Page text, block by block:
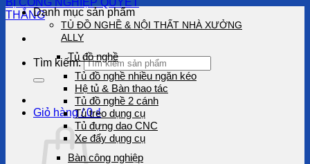
Tìm kiếm:
Giỏ hàng /0₫
Danh mục sản phẩm
TỦ ĐỒ NGHỀ & NỘI THẤT NHÀ XƯỞNG
ALLY
Tủ đồ nghề
Tủ đồ nghề nhiều ngăn kéo
Hệ tủ & Bàn thao tác
Tủ đồ nghề 2 cánh
Tủ treo dụng cụ
Tủ đựng dao CNC
Xe đẩy dụng cụ
Bàn công nghiệp